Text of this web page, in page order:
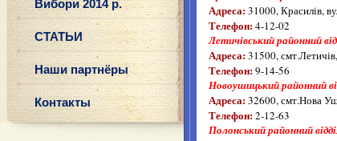
Вибори 2014 р.
СТАТЬИ
Наши партнёры
Контакты
Адреса:31000, Красилів,
Телефон:4-12-02
Летичівський районний
Адреса:31500,
Телефон:9-14-56
Новоушицький районний
Адреса:32600, смт.Нова
Телефон:2-12-63
Полонський районний